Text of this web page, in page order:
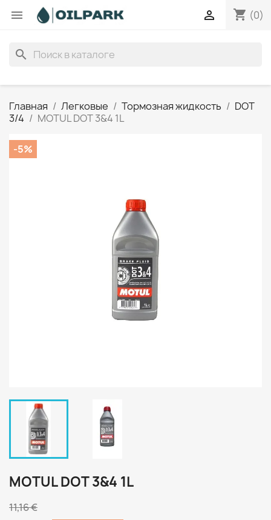
 shopping_cart (0)

search
Главная Легковые Тормозная жидкость
DOT
3/4
MOTUL DOT 3&4 1L
-5%
MOTUL DOT 3&4 1L
11,16 €